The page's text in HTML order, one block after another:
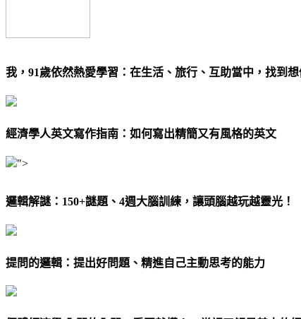
我，91歲依然熱愛學習：在生活、旅行、互助當中，找到
經濟學人英文寫作指南：如何寫出精簡又有風格的英文
">
邏輯解謎：150+謎題、4週大腦訓練，讓頭腦越玩越靈光！
提問的邏輯：提出好問題、精進自己主動思考的能力